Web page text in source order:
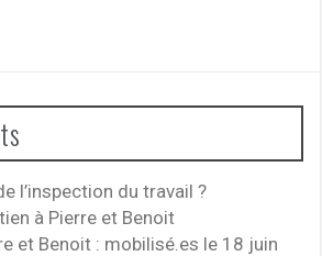
l’inspection du travail ?
à Pierre et Benoit
et Benoit : mobilisé.es le 18 juin